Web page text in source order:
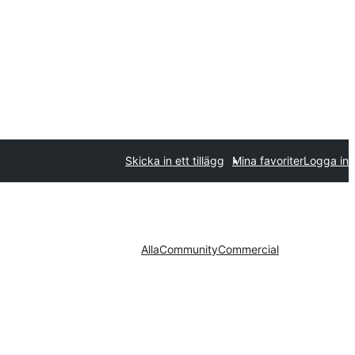
Skicka in ett tillägg Mina favoriterLogga in
AllaCommunityCommercial